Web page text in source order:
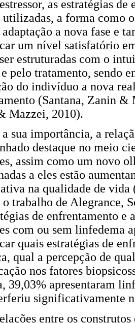
as estratégias
utilizadas, a forma como
adaptação a nova fase e
um nível satisfatório
estruturadas com o
pelo tratamento, sendo
do indivíduo a nova
(Santana, Zanin
Mazzei, 2010).
sua importância, a
destaque no meio
assim como um novo
a eles estão
na qualidade de
o trabalho de Alegrance,
de enfrentamento e
com ou sem linfedema
quais estratégias de
qual a percepção de
nos fatores
39,03% apresentaram
significativamente
entre os